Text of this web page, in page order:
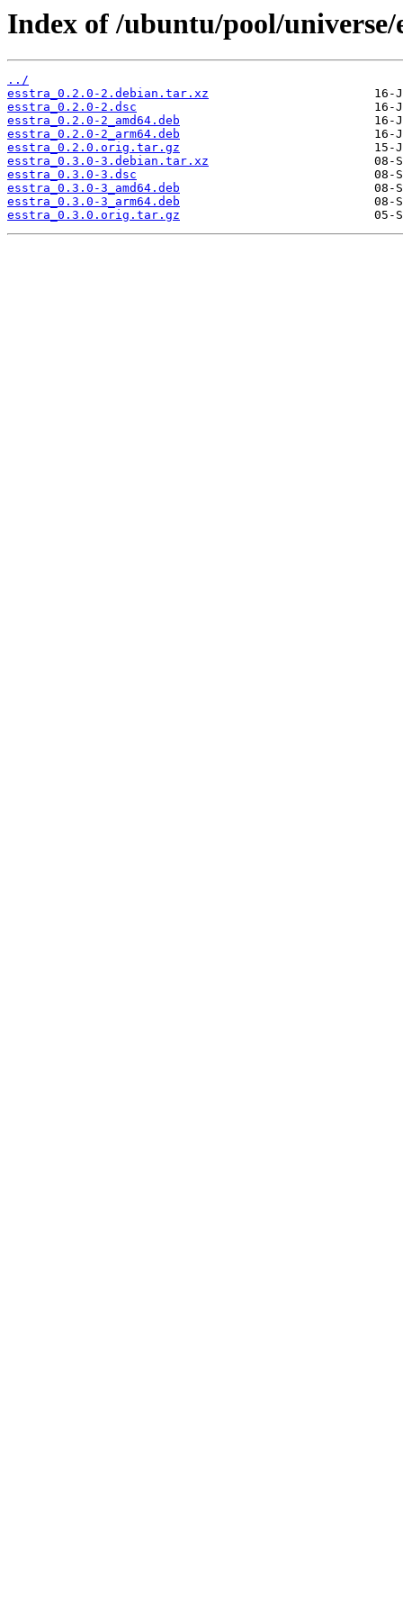
Index of /ubuntu/pool/universe/
../
esstra_0.2.0-2.debian.tar.xz
esstra_0.2.0-2.dsc
esstra_0.2.0-2_amd64.deb
esstra_0.2.0-2_arm64.deb
esstra_0.2.0.orig.tar.gz
esstra_0.3.0-3.debian.tar.xz
esstra_0.3.0-3.dsc
esstra_0.3.0-3_amd64.deb
esstra_0.3.0-3_arm64.deb
esstra_0.3.0.orig.tar.gz